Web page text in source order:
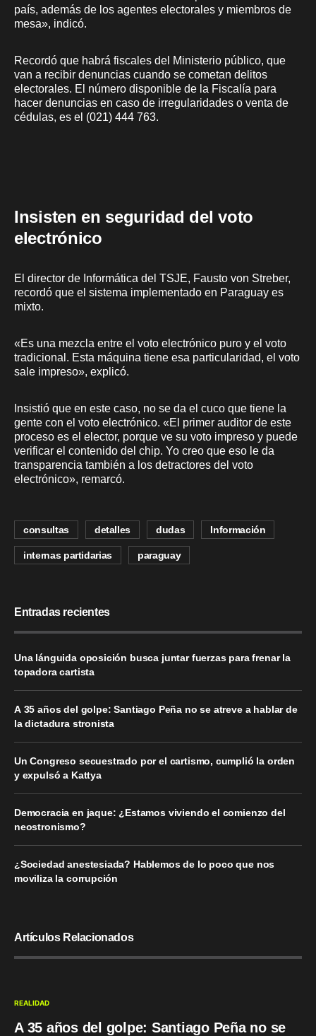
país, además de los agentes electorales y miembros de
mesa», indicó.
Recordó que habrá fiscales del Ministerio público, que
van a recibir denuncias cuando se cometan delitos
electorales. El número disponible de la Fiscalía para
hacer denuncias en caso de irregularidades o venta de
cédulas, es el (021) 444 763.
Insisten en seguridad del voto
electrónico
El director de Informática del TSJE, Fausto von Streber,
recordó que el sistema implementado en Paraguay es
mixto.
«Es una mezcla entre el voto electrónico puro y el voto
tradicional. Esta máquina tiene esa particularidad, el voto
sale impreso», explicó.
Insistió que en este caso, no se da el cuco que tiene la
gente con el voto electrónico. «El primer auditor de este
proceso es el elector, porque ve su voto impreso y puede
verificar el contenido del chip. Yo creo que eso le da
transparencia también a los detractores del voto
electrónico», remarcó.
consultas detalles dudas Información
internas partidarias paraguay
Entradas recientes
Una lánguida oposición busca juntar fuerzas para frenar la
topadora cartista
A 35 años del golpe: Santiago Peña no se atreve a hablar de
la dictadura stronista
Un Congreso secuestrado por el cartismo, cumplió la orden
y expulsó a Kattya
Democracia en jaque: ¿Estamos viviendo el comienzo del
neostronismo?
¿Sociedad anestesiada? Hablemos de lo poco que nos
moviliza la corrupción
Artículos Relacionados
REALIDAD
A 35 años del golpe: Santiago Peña no se